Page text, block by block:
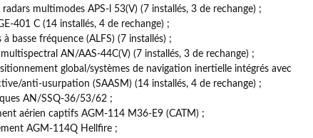
multimodes APS-l 53(V) (7 installés, 3 de rechange) ;
401 C (14 installés, 4 de rechange) ;
basse fréquence (ALFS) (7 installés) ;
AN/AAS-44C(V) (7 installés, 3 de rechange) ;
global/systèmes de navigation inertielle intégrés avec
anti-usurpation (SAASM) (14 installés, 4 de rechange) ;
AN/SSQ-36/53/62 ;
aérien captifs AGM-114 M36-E9 (CATM) ;
AGM-114Q Hellfire ;